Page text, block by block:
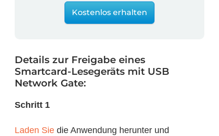
Kostenlos erhalten
Details zur Freigabe eines
Smartcard-Lesegeräts mit USB
Network Gate:
Schritt 1
Laden Sie die Anwendung herunter und